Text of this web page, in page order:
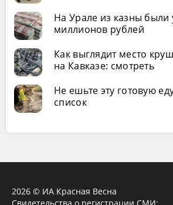
На Урале из казны были
миллионов рублей
Как выглядит место
на Кавказе: смотреть
Не ешьте эту готовую
список
2026 © ИА Красная Весна